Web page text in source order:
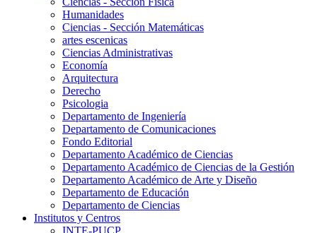
Humanidades
Ciencias - Sección Matemáticas
artes escenicas
Ciencias Administrativas
Economía
Arquitectura
Derecho
Psicologia
Departamento de Ingeniería
Departamento de Comunicaciones
Fondo Editorial
Departamento Académico de Ciencias
Departamento Académico de Ciencias de la Gestión
Departamento Académico de Arte y Diseño
Departamento de Educación
Departamento de Ciencias
Institutos y Centros
INTE-PUCP